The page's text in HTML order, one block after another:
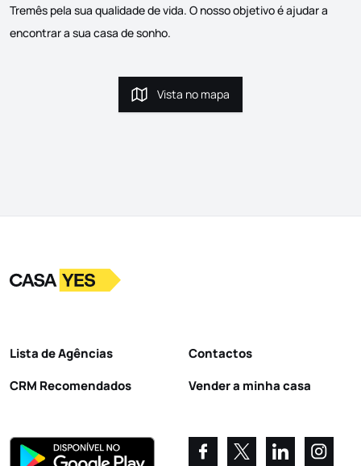
Tremês pela sua qualidade de vida. O nosso objetivo é ajudar a
encontrar a sua casa de sonho.
Vista no mapa
Vista no mapa
LogoIr para a homepage
Lista de Agências
CRM Recomendados
Contactos
Vender a minha casa